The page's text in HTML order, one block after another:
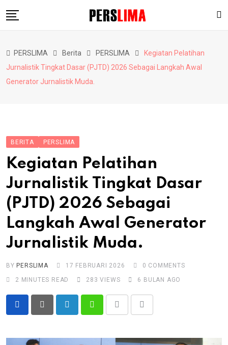
to
Pendidikan
Hiburan
PERSLIMA Berita PERSLIMA
Kegiatan Pelatihan
Jurnalistik Tingkat Dasar (PJTD) 2026 Sebagai Langkah Awal
Generator Jurnalistik Muda.
BERITA PERSLIMA
Kegiatan Pelatihan
Jurnalistik Tingkat Dasar
(PJTD) 2026 Sebagai
Langkah Awal Generator
Jurnalistik Muda.
BY PERSLIMA 17 FEBRUARI 2026 0 COMMENTS
2 MINUTES READ
283 VIEWS 6 BULAN AGO
Email